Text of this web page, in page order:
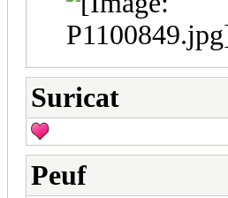
Suricat
Peuf